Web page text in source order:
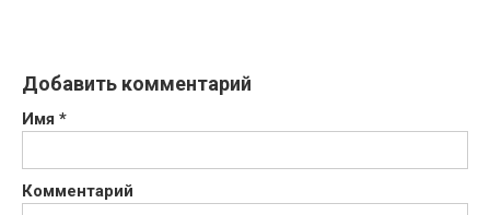
Добавить комментарий
Имя *
Комментарий